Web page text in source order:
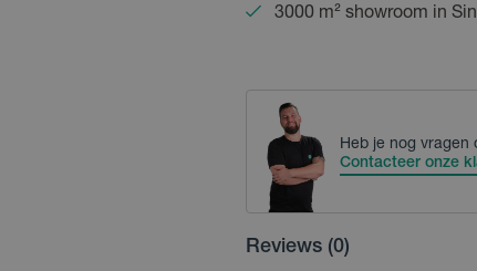
3000 m² showroom in
Heb je nog vragen
Contacteer onze
Reviews (0)